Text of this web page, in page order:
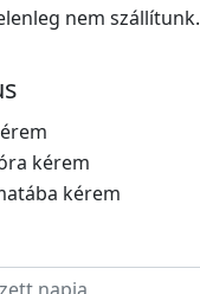
nem szállítunk.
kérem
kérem